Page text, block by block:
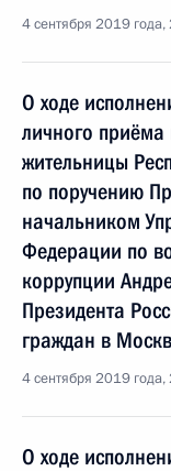
4 сентября 2019
О ходе
личного
жительницы
по поручению
начальником
Федерации по
коррупции
Президента
граждан в
4 сентября 2019
О ходе